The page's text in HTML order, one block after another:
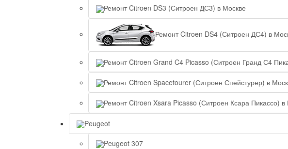
Ремонт Citroen DS3 (Ситроен ДС3) в Москве
Ремонт Citroen DS4 (Ситроен ДС4) в
Ремонт Citroen Grand C4 Picasso (Ситроен Гранд С4
Ремонт Citroen Spacetourer (Ситроен Спейстурер) в
Ремонт Citroen Xsara Picasso (Ситроен Ксара Пикассо) в
Peugeot
Peugeot 307